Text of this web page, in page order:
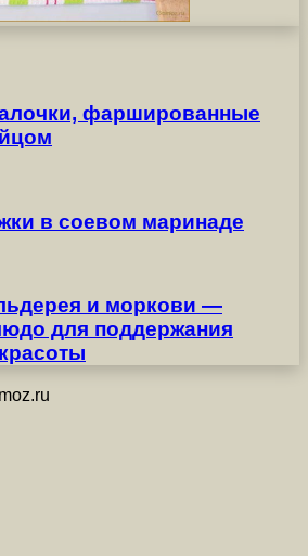
фаршированные
в соевом маринаде
и моркови —
для поддержания